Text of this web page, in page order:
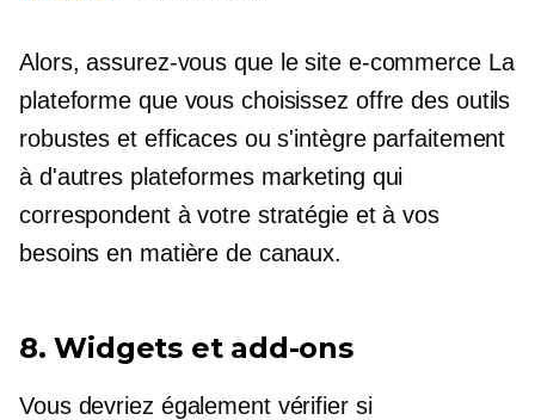
Alors, assurez-vous que le site e-commerceLa
plateforme que vous choisissez offre des outils
robustes et efficaces ou s'intègre parfaitement
à d'autres plateformes marketing qui
correspondent à votre stratégie et à vos
besoins en matière de canaux.
8. Widgets et add-ons
Vous devriez également vérifier si